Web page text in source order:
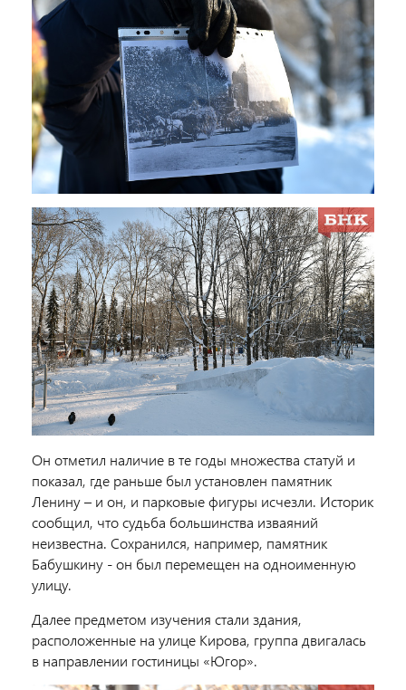
Он отметил наличие в те годы множества статуй и
показал, где раньше был установлен памятник
Ленину– и он, и парковые фигуры исчезли. Историк
сообщил, что судьба большинства изваяний
неизвестна. Сохранился, например, памятник
Бабушкину - он был перемещен на одноименную
улицу.
Далее предметом изучения стали здания,
расположенные на улице Кирова, группа двигалась
в направлении гостиницы «Югор».